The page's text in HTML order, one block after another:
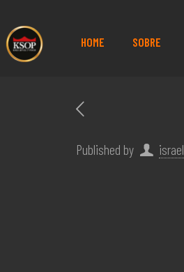
HOME SOBRE
Published by israel